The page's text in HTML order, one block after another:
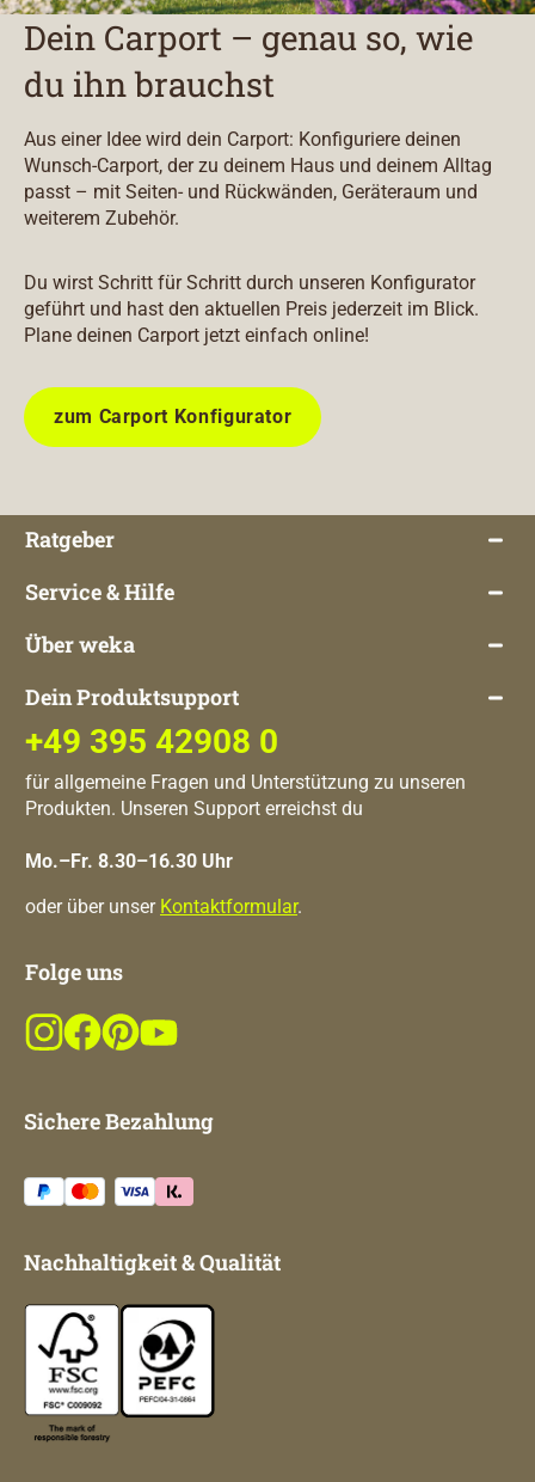
Dein Carport – genau so, wie
du ihn brauchst
Aus einer Idee wird dein Carport: Konfiguriere deinen
Wunsch-Carport, der zu deinem Haus und deinem Alltag
passt – mit Seiten- und Rückwänden, Geräteraum und
weiterem Zubehör.
Du wirst Schritt für Schritt durch unseren Konfigurator
geführt und hast den aktuellen Preis jederzeit im Blick.
Plane deinen Carport jetzt einfach online!
zum Carport Konfigurator
Ratgeber
Service & Hilfe
Über weka
Dein Produktsupport
+49 395 42908 0
für allgemeine Fragen und Unterstützung zu unseren
Produkten. Unseren Support erreichst du
Mo.–Fr. 8.30–16.30 Uhr
oder über unser Kontaktformular.
Folge uns
Sichere Bezahlung
Nachhaltigkeit & Qualität